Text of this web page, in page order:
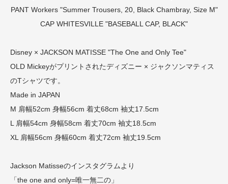
PANT Workers "Summer Trousers, 20, Black Chambray, Size M"
CAP WHITESVILLE "BASEBALL CAP, BLACK"
Disney × JACKSON MATISSE "The One and Only Tee"
OLD Mickeyがプリントされたディズニー × ジャクソンマティス
のTシャツです。
Made in JAPAN
M 肩幅52cm 身幅56cm 着丈68cm 袖丈17.5cm
L 肩幅54cm 身幅58cm 着丈70cm 袖丈18.5cm
XL 肩幅56cm 身幅60cm 着丈72cm 袖丈19.5cm
Jackson Matisseのインスタグラムより
「the one and only=唯一無二の」